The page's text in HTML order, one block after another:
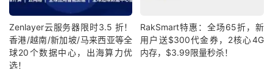
Zenlayer云服务器限时3.5 折！
香港/越南/新加坡/马来西亚等全
球20个数据中心，出海算力优
选！
RakSmart特惠：全场65折，新
用户送$300代金券，2核心4G
内存，$3.99限量秒杀！